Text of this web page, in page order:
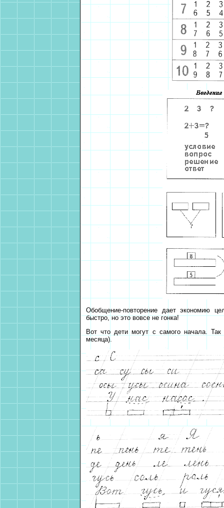
Обобщение-повторение дает экономию
быстро, но это вовсе не гонка!
Вот что дети могут с самого начала.
месяца).